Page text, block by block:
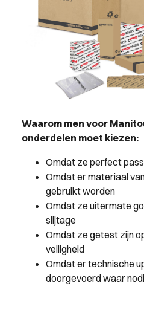
Waarom men voor
onderdelen moet kiezen:
Omdat ze perfect
Omdat er materiaal
gebruikt worden
Omdat ze uitermate
slijtage
Omdat ze getest zijn
veiligheid
Omdat er technische
doorgevoerd waar